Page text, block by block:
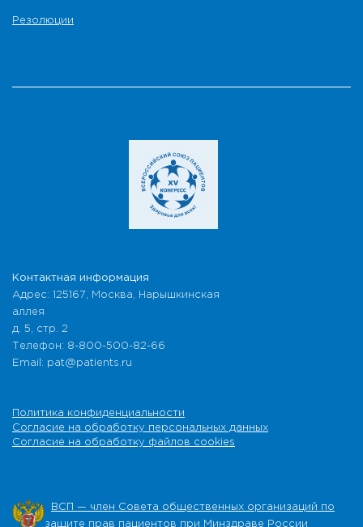
Резолюции
Контактная информация
Адрес: 125167, Москва, Нарышкинская
аллея
д. 5, стр. 2
Телефон: 8-800-500-82-66
Email: pat@patients.ru
Политика конфиденциальности
Согласие на обработку персональных данных
Согласие на обработку файлов cookies
ВСП — член Совета общественных организаций по
защите прав пациентов при Минздраве России